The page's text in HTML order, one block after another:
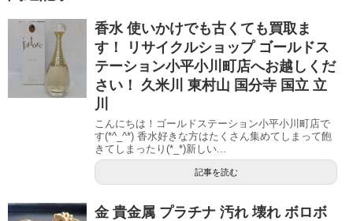
香水 使いかけでも古くても買取ま
す！ リサイクルショップ ゴールドス
テーション小平小川町店へお越しくだ
さい！ 久米川 東村山 国分寺 国立 立
川
こんにちは！ゴールドステーション小平小川町店で
す(*^_^*) 香水好きな方はたくさん集めてしまって飽
きてしまったり(*_*)新しい...
記事を読む
金 貴金属 プラチナ 汚れ 壊れ ボロボ